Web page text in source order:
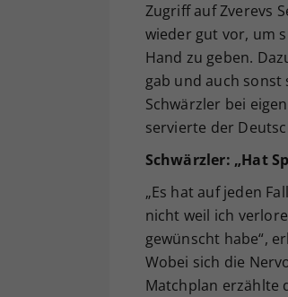
Zugriff auf Zverevs
wieder gut vor, um
Hand zu geben.
gab und auch sonst
Schwärzler bei
servierte der
Schwärzler: „Hat
„Es hat auf jeden
nicht weil ich
gewünscht habe“,
Wobei sich die
Matchplan erzählte